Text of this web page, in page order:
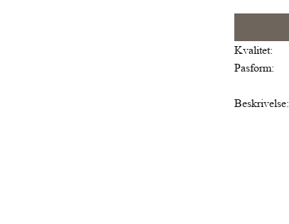
Kvalitet:
Pasform:
Beskrivelse: